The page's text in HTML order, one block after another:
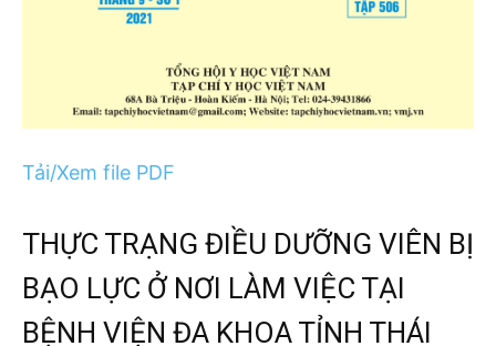
Tải/Xem file PDF
THỰC TRẠNG ĐIỀU DƯỠNG VIÊN BỊ
BẠO LỰC Ở NƠI LÀM VIỆC TẠI
BỆNH VIỆN ĐA KHOA TỈNH THÁI